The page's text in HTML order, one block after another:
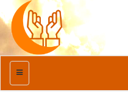
منو